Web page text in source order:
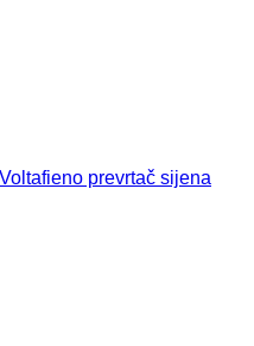
prevrtač sijena